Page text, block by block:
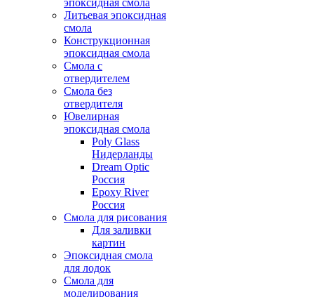
эпоксидная смола
Литьевая эпоксидная
смола
Конструкционная
эпоксидная смола
Смола с
отвердителем
Смола без
отвердителя
Ювелирная
эпоксидная смола
Poly Glass
Нидерланды
Dream Optic
Россия
Epoxy River
Россия
Смола для рисования
Для заливки
картин
Эпоксидная смола
для лодок
Смола для
моделирования